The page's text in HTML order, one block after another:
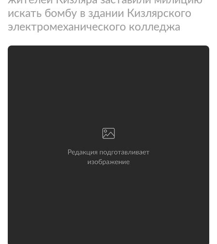
искать бомбу в здании Кизлярского
электромеханического колледжа